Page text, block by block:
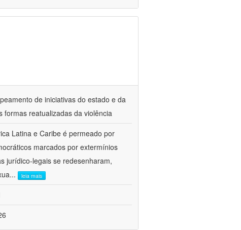
de iniciativas do estado e da
formas reatualizadas da violência
Latina e Caribe é permeado por
marcados por extermínios
jurídico-legais se redesenharam,
... leia mais